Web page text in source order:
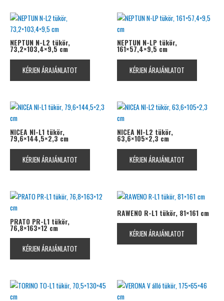
NEPTUN N-L2 tükör,
73,2×103,4×9,5 cm
KÉRJEN ÁRAJÁNLATOT
NEPTUN N-LP tükör,
161×57,4×9,5 cm
KÉRJEN ÁRAJÁNLATOT
NICEA NI-L1 tükör,
79,6×144,5×2,3 cm
KÉRJEN ÁRAJÁNLATOT
NICEA NI-L2 tükör,
63,6×105×2,3 cm
KÉRJEN ÁRAJÁNLATOT
PRATO PR-L1 tükör,
76,8×163×12 cm
KÉRJEN ÁRAJÁNLATOT
RAWENO R-L1 tükör, 81×161 cm
KÉRJEN ÁRAJÁNLATOT